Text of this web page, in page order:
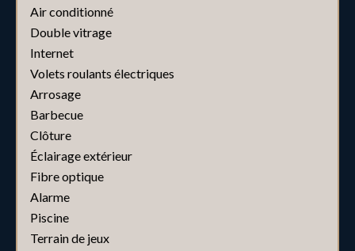
Air conditionné
Double vitrage
Internet
Volets roulants électriques
Arrosage
Barbecue
Clôture
Éclairage extérieur
Fibre optique
Alarme
Piscine
Terrain de jeux